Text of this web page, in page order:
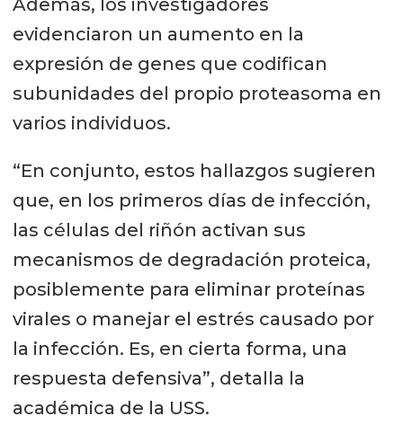
Además, los investigadores
evidenciaron un aumento en la
expresión de genes que codifican
subunidades del propio proteasoma en
varios individuos.
“En conjunto, estos hallazgos sugieren
que, en los primeros días de infección,
las células del riñón activan sus
mecanismos de degradación proteica,
posiblemente para eliminar proteínas
virales o manejar el estrés causado por
la infección. Es, en cierta forma, una
respuesta defensiva”, detalla la
académica de la USS.